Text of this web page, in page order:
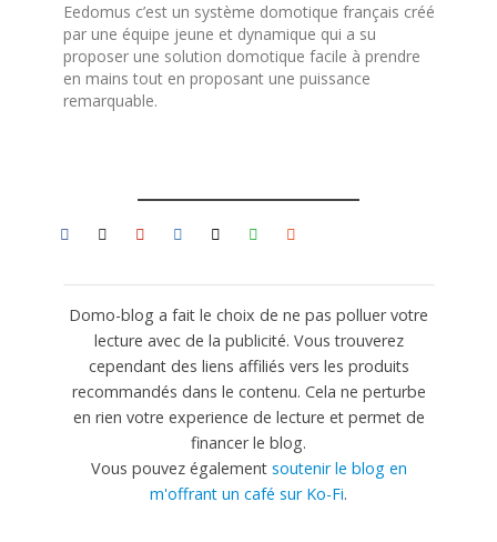
Eedomus c’est un système domotique français créé
par une équipe jeune et dynamique qui a su
proposer une solution domotique facile à prendre
en mains tout en proposant une puissance
remarquable.
Domo-blog a fait le choix de ne pas polluer votre
lecture avec de la publicité. Vous trouverez
cependant des liens affiliés vers les produits
recommandés dans le contenu. Cela ne perturbe
en rien votre experience de lecture et permet de
financer le blog.
Vous pouvez également soutenir le blog en
m'offrant un café sur Ko-Fi.